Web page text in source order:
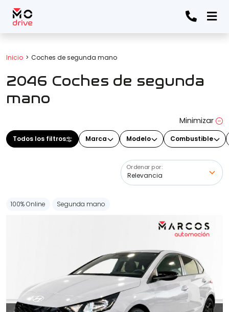
Inicio Coches de segunda mano
2046 Coches de segunda
mano
Minimizar
Todos los filtros Marca Modelo Combustible
Ordenar por:
Todos los filtros
Marca
Modelo
(Elige uno o varios modelos)
Cuota
100% Online Segunda mano